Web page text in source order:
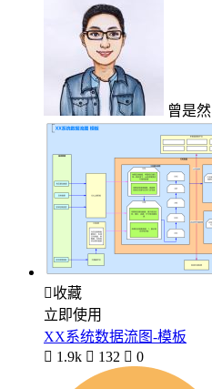
曾是然
收藏
立即使用
XX系统数据流图-模板
 1.9k  132  0